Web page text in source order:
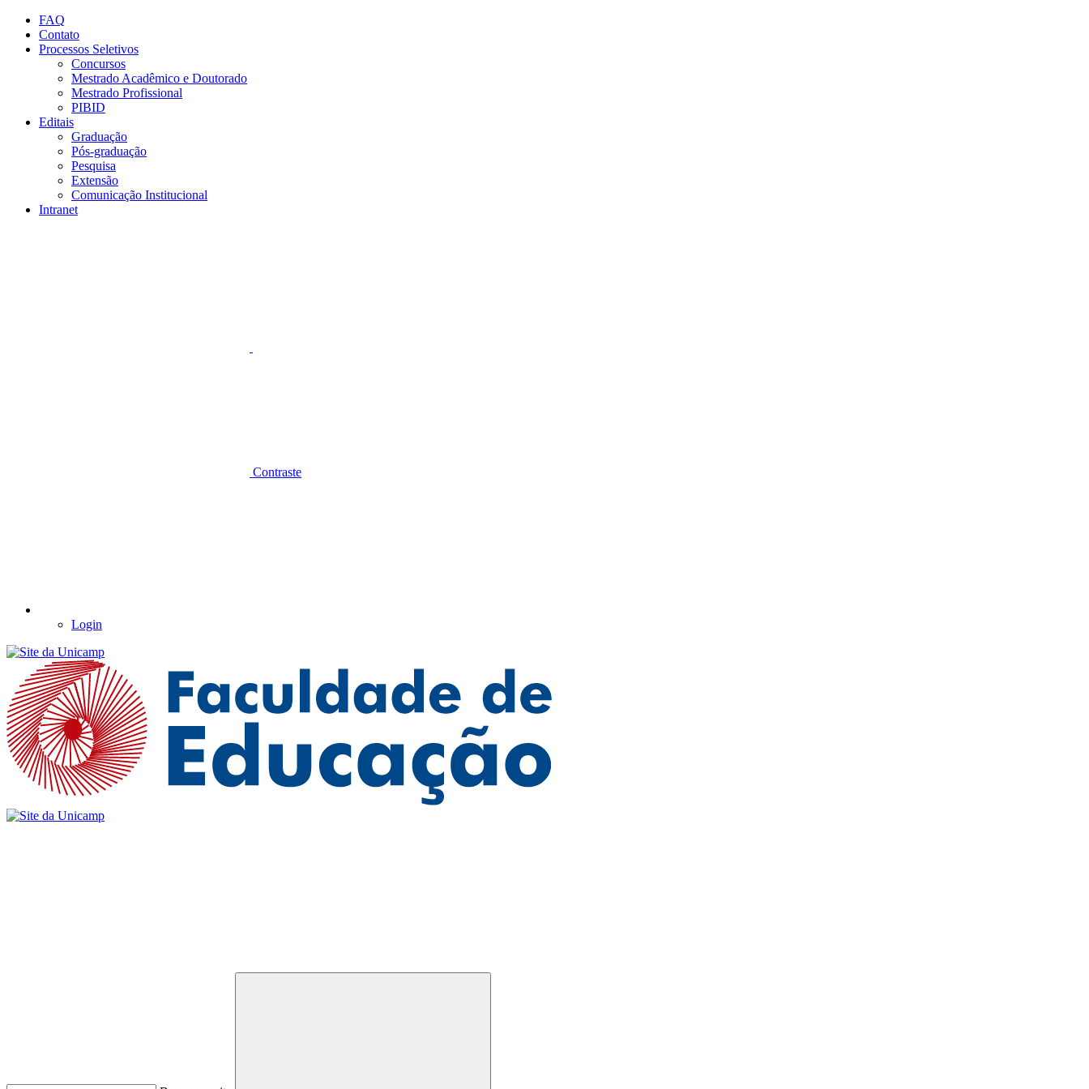
Conteúdo principal
FAQ
Contato
Processos Seletivos
Concursos
Mestrado Acadêmico e Doutorado
Mestrado Profissional
PIBID
Editais
Graduação
Pós-graduação
Pesquisa
Extensão
Comunicação Institucional
Intranet
Contraste
Login